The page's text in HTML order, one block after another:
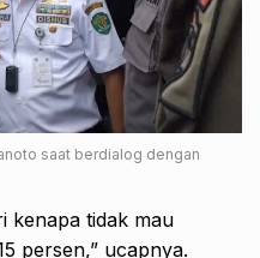
saat berdialog dengan
kenapa tidak mau
persen,” ucapnya.